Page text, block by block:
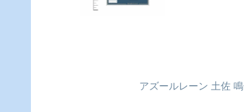
アズールレーン 土佐